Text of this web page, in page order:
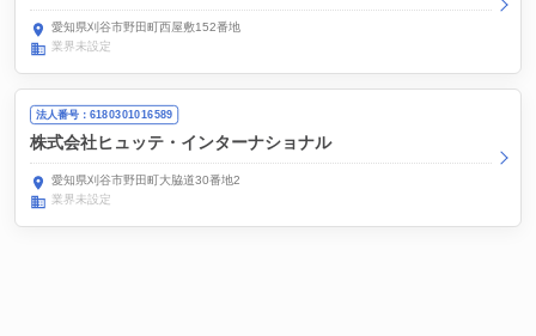
愛知県刈谷市野田町西屋敷152番地
業界未設定
法人番号：6180301016589
株式会社ヒュッテ・インターナショナル
愛知県刈谷市野田町大脇道30番地2
業界未設定